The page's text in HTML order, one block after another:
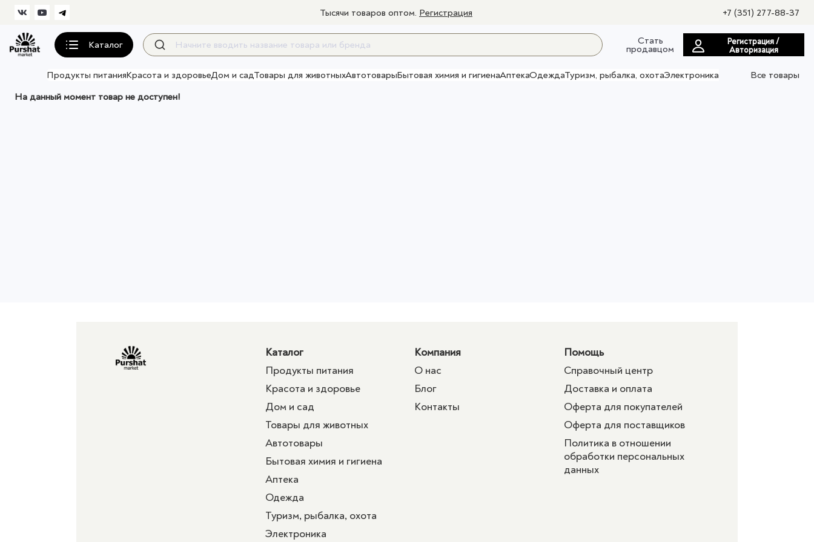
Тысячи товаров оптом. Регистрация +7 (351) 277-88-37
Каталог Стать
продавцом
Регистрация /
Авторизация
Продукты питанияКрасота и здоровьеДом и садТовары для животныхАвтотоварыБытовая химия и гигиенаАптекаОдеждаТуризм, рыбалка, охотаЭлектроника
Все товары
На данный момент товар не доступен!
Каталог
Продукты питания
Красота и здоровье
Дом и сад
Товары для животных
Автотовары
Бытовая химия и гигиена
Аптека
Одежда
Туризм, рыбалка, охота
Электроника
Компания
О нас
Блог
Контакты
Помощь
Справочный центр
Доставка и оплата
Оферта для покупателей
Оферта для поставщиков
Политика в отношении
обработки персональных
данных